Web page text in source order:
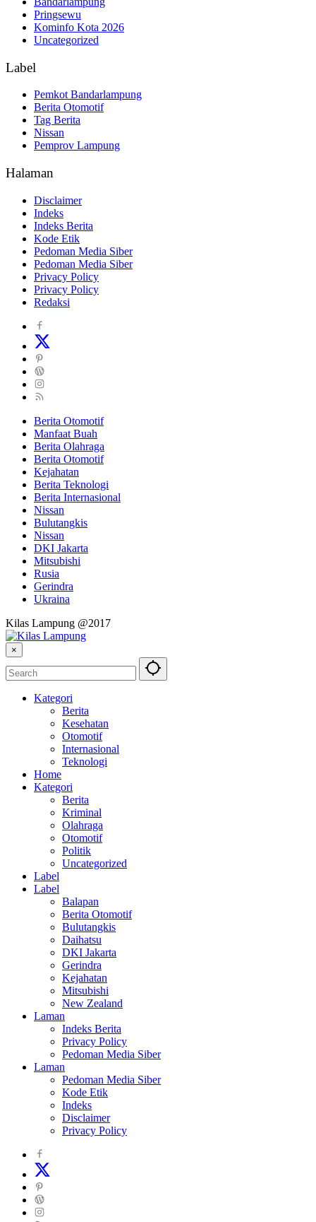
Pringsewu
Kominfo Kota 2026
Uncategorized
Label
Pemkot Bandarlampung
Berita Otomotif
Tag Berita
Nissan
Pemprov Lampung
Halaman
Disclaimer
Indeks
Indeks Berita
Kode Etik
Pedoman Media Siber
Pedoman Media Siber
Privacy Policy
Privacy Policy
Redaksi
Berita Otomotif
Manfaat Buah
Berita Olahraga
Berita Otomotif
Kejahatan
Berita Teknologi
Berita Internasional
Nissan
Bulutangkis
Nissan
DKI Jakarta
Mitsubishi
Rusia
Gerindra
Ukraina
Kilas Lampung @2017
×
Kategori
Berita
Kesehatan
Otomotif
Internasional
Teknologi
Home
Kategori
Berita
Kriminal
Olahraga
Otomotif
Politik
Uncategorized
Label
Label
Balapan
Berita Otomotif
Bulutangkis
Daihatsu
DKI Jakarta
Gerindra
Kejahatan
Mitsubishi
New Zealand
Laman
Indeks Berita
Privacy Policy
Pedoman Media Siber
Laman
Pedoman Media Siber
Kode Etik
Indeks
Disclaimer
Privacy Policy